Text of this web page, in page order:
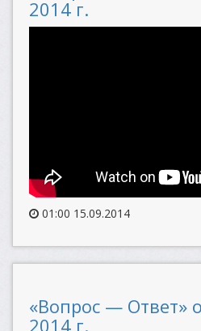
2014 г.
01:00 15.09.2014
«Вопрос — Ответ»
2014 г.